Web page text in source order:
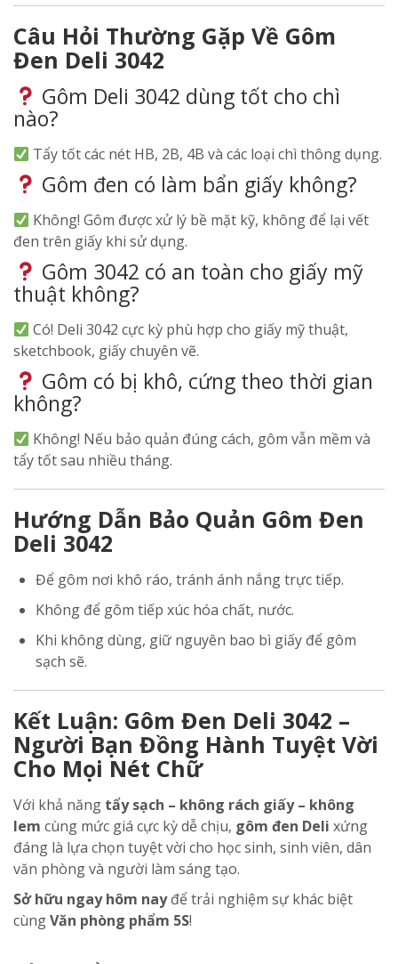
Câu Hỏi Thường Gặp Về Gôm
Đen Deli 3042
Gôm Deli 3042 dùng tốt cho chì
nào?
Tẩy tốt các nét HB, 2B, 4B và các loại chì thông dụng.
Gôm đen có làm bẩn giấy không?
Không! Gôm được xử lý bề mặt kỹ, không để lại vết
đen trên giấy khi sử dụng.
Gôm 3042 có an toàn cho giấy mỹ
thuật không?
Có! Deli 3042 cực kỳ phù hợp cho giấy mỹ thuật,
sketchbook, giấy chuyên vẽ.
Gôm có bị khô, cứng theo thời gian
không?
Không! Nếu bảo quản đúng cách, gôm vẫn mềm và
tẩy tốt sau nhiều tháng.
Hướng Dẫn Bảo Quản Gôm Đen
Deli 3042
Để gôm nơi khô ráo, tránh ánh nắng trực tiếp.
Không để gôm tiếp xúc hóa chất, nước.
Khi không dùng, giữ nguyên bao bì giấy để gôm
sạch sẽ.
Kết Luận: Gôm Đen Deli 3042 –
Người Bạn Đồng Hành Tuyệt Vời
Cho Mọi Nét Chữ
Với khả năng tẩy sạch – không rách giấy – không
lem cùng mức giá cực kỳ dễ chịu, gôm đen Deli xứng
đáng là lựa chọn tuyệt vời cho học sinh, sinh viên, dân
văn phòng và người làm sáng tạo.
Sở hữu ngay hôm nayđể trải nghiệm sự khác biệt
cùngVăn phòng phẩm 5S!